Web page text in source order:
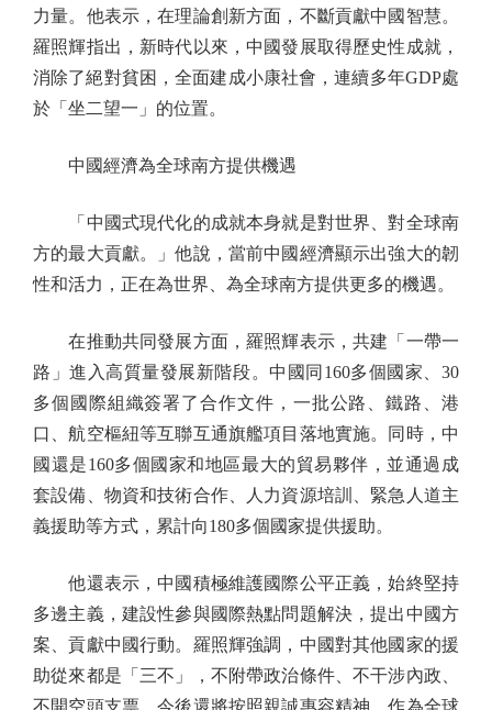
力量。他表示，在理論創新方面，不斷貢獻中國智慧。
羅照輝指出，新時代以來，中國發展取得歷史性成就，
消除了絕對貧困，全面建成小康社會，連續多年GDP處
於「坐二望一」的位置。
中國經濟為全球南方提供機遇
「中國式現代化的成就本身就是對世界、對全球南
方的最大貢獻。」他說，當前中國經濟顯示出強大的韌
性和活力，正在為世界、為全球南方提供更多的機遇。
在推動共同發展方面，羅照輝表示，共建「一帶一
路」進入高質量發展新階段。中國同160多個國家、30
多個國際組織簽署了合作文件，一批公路、鐵路、港
口、航空樞紐等互聯互通旗艦項目落地實施。同時，中
國還是160多個國家和地區最大的貿易夥伴，並通過成
套設備、物資和技術合作、人力資源培訓、緊急人道主
義援助等方式，累計向180多個國家提供援助。
他還表示，中國積極維護國際公平正義，始終堅持
多邊主義，建設性參與國際熱點問題解決，提出中國方
案、貢獻中國行動。羅照輝強調，中國對其他國家的援
助從來都是「三不」，不附帶政治條件、不干涉內政、
不開空頭支票，今後還將按照親誠惠容精神，作為全球